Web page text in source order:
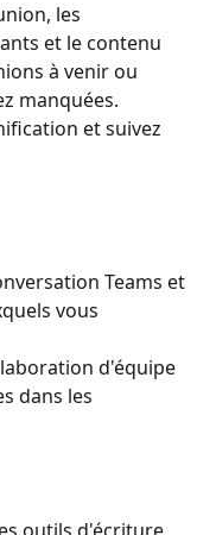
les
et le contenu
à venir ou
manquées.
et suivez
Teams et
vous
d'équipe
dans les